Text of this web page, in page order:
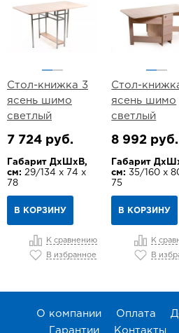
Стол-книжка 3
ясень шимо
светлый
7 724 руб.
Габарит ДхШхВ,
см: 29/134 х 74 х
78
В КОРЗИНУ
К сравнению
В избранное
Стол-
ясень шимо
светлый
8 992 руб.
Габарит
см: 35/160 х
75
В КОРЗИНУ
К
В
О компании Оплата
Гарантии
Контакты